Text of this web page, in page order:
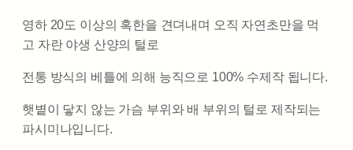
영하 20도 이상의 혹한을 견뎌내며 오직 자연초만을 먹
고 자란 야생 산양의 털로
전통 방식의 베틀에 의해 능직으로 100% 수제작 됩니다.
햇볕이 닿지 않는 가슴 부위와 배 부위의 털로 제작되는
파시미나입니다.